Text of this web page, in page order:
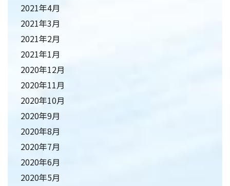
2021年4月
2021年3月
2021年2月
2021年1月
2020年12月
2020年11月
2020年10月
2020年9月
2020年8月
2020年7月
2020年6月
2020年5月